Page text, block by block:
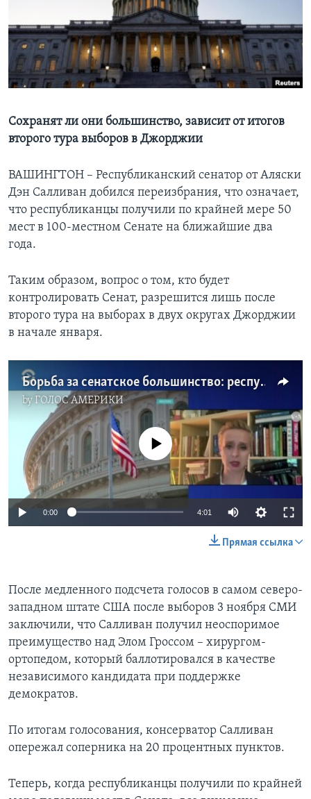
Learning English
СОЦИАЛЬНЫЕ СЕТИ
Языки
Сохранят ли они большинство, зависит от итогов
второго тура выборов в Джорджии
ВАШИНГТОН – Республиканский сенатор от Аляски
Дэн Салливан добился переизбрания, что означает,
что республиканцы получили по крайней мере 50
мест в 100-местном Сенате на ближайшие два
года.
Таким образом, вопрос о том, кто будет
контролировать Сенат, разрешится лишь после
второго тура на выборах в двух округах Джорджии
в начале января.
Борьба за сенатское большинство: республиканцы выходят вперёд
byГОЛОС АМЕРИКИ
No media source currently available
0:00 4:01
Прямая ссылка
После медленного подсчета голосов в самом северо-
западном штате США после выборов 3 ноября СМИ
заключили, что Салливан получил неоспоримое
преимущество над Элом Гроссом – хирургом-
ортопедом, который баллотировался в качестве
независимого кандидата при поддержке
демократов.
По итогам голосования, консерватор Салливан
опережал соперника на 20 процентных пунктов.
Теперь, когда республиканцы получили по крайней